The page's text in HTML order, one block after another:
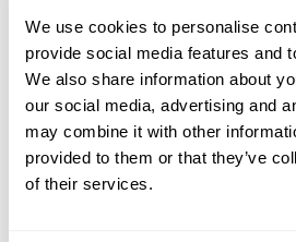
We use cookies to personalise
provide social media features and
We also share information about
our social media, advertising and
may combine it with other
provided to them or that they’ve
of their services.
speziellen Säuremischung werden
stabile Aufschlüsse erreicht.
KEIN VERLUST VON
ELEMENTEN